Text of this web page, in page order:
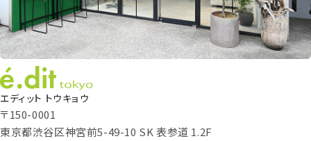
エディット トウキョウ
〒150-0001
東京都渋谷区神宮前5-49-10 SK 表参道 1.2F